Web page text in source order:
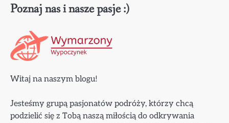
Poznaj nas i nasze pasje :)
Witaj na naszym blogu!
Jesteśmy grupą pasjonatów podróży, którzy chcą
podzielić się z Tobą naszą miłością do odkrywania